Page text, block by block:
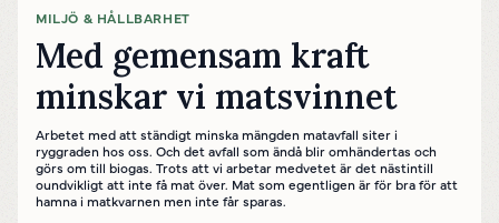
Powered by Translate
MILJÖ & HÅLLBARHET
Med gemensam kraft
minskar vi matsvinnet
Arbetet med att ständigt minska mängden matavfall siter i
ryggraden hos oss. Och det avfall som ändå blir omhändertas och
görs om till biogas. Trots att vi arbetar medvetet är det nästintill
oundvikligt att inte få mat över. Mat som egentligen är för bra för att
hamna i matkvarnen men inte får sparas.